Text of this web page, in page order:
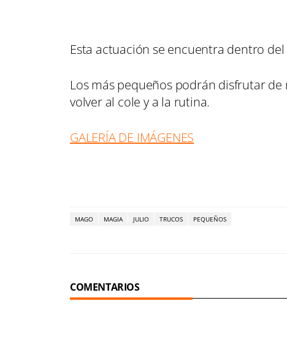
Esta actuación se encuentra dentro
Los más pequeños podrán disfrutar
volver al cole y a la rutina.
GALERÍA DE IMÁGENES
MAGO MAGIA JULIO TRUCOS PEQUEÑOS
COMENTARIOS